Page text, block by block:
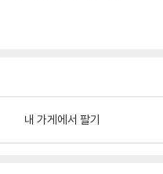
내 가게에서 팔기